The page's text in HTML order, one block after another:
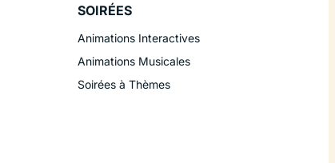
SOIRÉES
Animations Interactives
Animations Musicales
Soirées à Thèmes